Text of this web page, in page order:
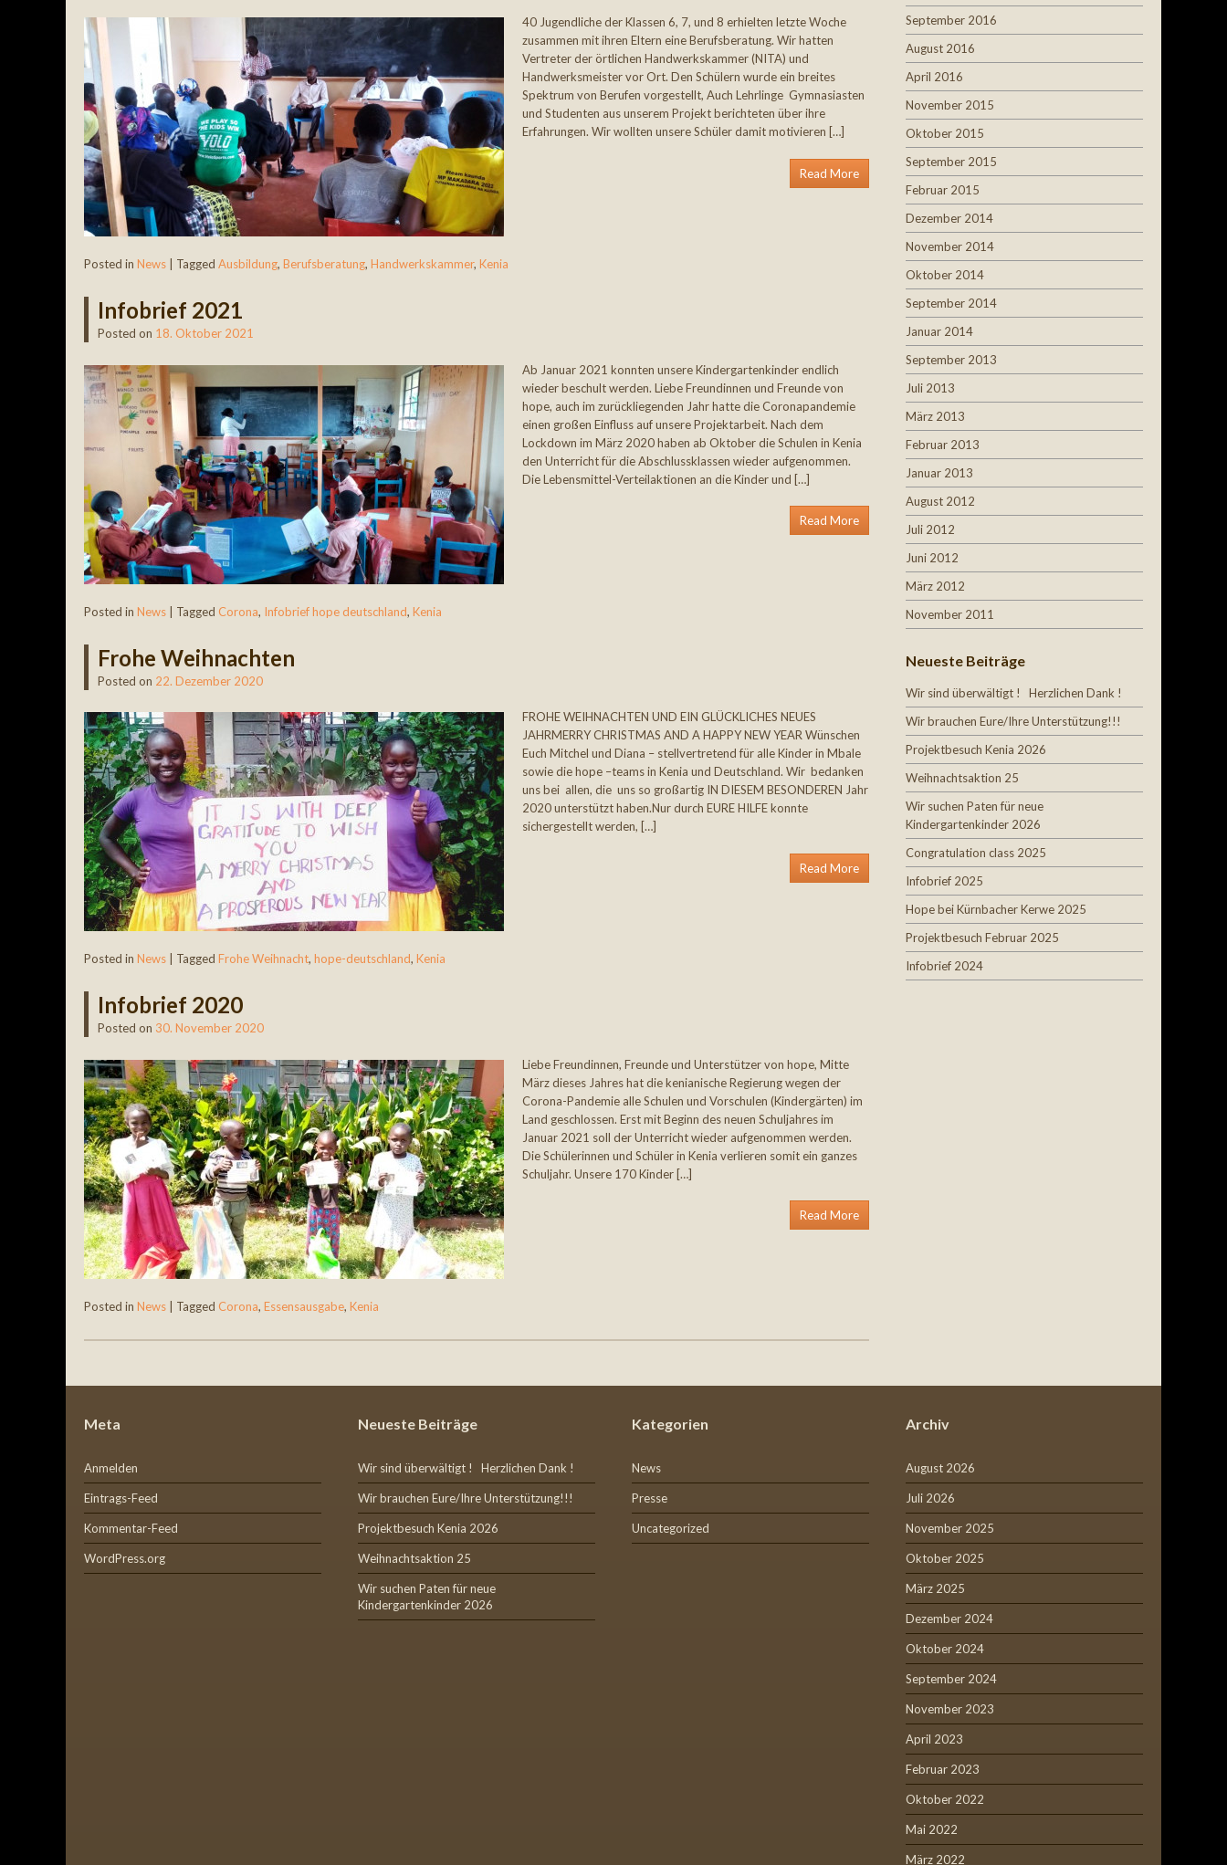
40 Jugendliche der Klassen 6, 7, und 8 erhielten letzte Woche
zusammen mit ihren Eltern eine Berufsberatung. Wir hatten
Vertreter der örtlichen Handwerkskammer (NITA) und
Handwerksmeister vor Ort. Den Schülern wurde ein breites
Spektrum von Berufen vorgestellt, Auch Lehrlinge Gymnasiasten
und Studenten aus unserem Projekt berichteten über ihre
Erfahrungen. Wir wollten unsere Schüler damit motivieren […]
Read More
Posted in News Tagged Ausbildung, Berufsberatung, Handwerkskammer, Kenia
Infobrief 2021
Posted on 18. Oktober 2021
Ab Januar 2021 konnten unsere Kindergartenkinder endlich
wieder beschult werden. Liebe Freundinnen und Freunde von
hope, auch im zurückliegenden Jahr hatte die Coronapandemie
einen großen Einfluss auf unsere Projektarbeit. Nach dem
Lockdown im März 2020 haben ab Oktober die Schulen in Kenia
den Unterricht für die Abschlussklassen wieder aufgenommen.
Die Lebensmittel-Verteilaktionen an die Kinder und […]
Read More
Posted in News | Tagged Corona, Infobrief hope deutschland, Kenia
Frohe Weihnachten
Posted on 22. Dezember 2020
FROHE WEIHNACHTEN UND EIN GLÜCKLICHES NEUES
JAHRMERRY CHRISTMAS AND A HAPPY NEW YEAR Wünschen
Euch Mitchel und Diana – stellvertretend für alle Kinder in Mbale
sowie die hope –teams in Kenia und Deutschland. Wir bedanken
uns bei allen, die uns so großartig IN DIESEM BESONDEREN Jahr
2020 unterstützt haben.Nur durch EURE HILFE konnte
sichergestellt werden, […]
Read More
Posted in News Tagged Frohe Weihnacht, hope-deutschland, Kenia
Infobrief 2020
Posted on 30. November 2020
Liebe Freundinnen, Freunde und Unterstützer von hope, Mitte
März dieses Jahres hat die kenianische Regierung wegen der
Corona-Pandemie alle Schulen und Vorschulen (Kindergärten) im
Land geschlossen. Erst mit Beginn des neuen Schuljahres im
Januar 2021 soll der Unterricht wieder aufgenommen werden.
Die Schülerinnen und Schüler in Kenia verlieren somit ein ganzes
Schuljahr. Unsere 170 Kinder […]
Read More
Posted in News | Tagged Corona, Essensausgabe, Kenia
September 2016
August 2016
April 2016
November 2015
Oktober 2015
September 2015
Februar 2015
Dezember 2014
November 2014
Oktober 2014
September 2014
Januar 2014
September 2013
Juli 2013
März 2013
Februar 2013
Januar 2013
August 2012
Juli 2012
Juni 2012
März 2012
November 2011
Neueste Beiträge
Wir sind überwältigt ! Herzlichen Dank !
Wir brauchen Eure/Ihre Unterstützung!!!
Projektbesuch Kenia 2026
Weihnachtsaktion 25
Wir suchen Paten für neue
Kindergartenkinder 2026
Congratulation class 2025
Infobrief 2025
Hope bei Kürnbacher Kerwe 2025
Projektbesuch Februar 2025
Infobrief 2024
Meta
Anmelden
Eintrags-Feed
Kommentar-Feed
WordPress.org
Neueste Beiträge
Wir sind überwältigt ! Herzlichen Dank !
Wir brauchen Eure/Ihre Unterstützung!!!
Projektbesuch Kenia 2026
Weihnachtsaktion 25
Wir suchen Paten für neue
Kindergartenkinder 2026
Kategorien
News
Presse
Uncategorized
Archiv
August 2026
Juli 2026
November 2025
Oktober 2025
März 2025
Dezember 2024
Oktober 2024
September 2024
November 2023
April 2023
Februar 2023
Oktober 2022
Mai 2022
März 2022